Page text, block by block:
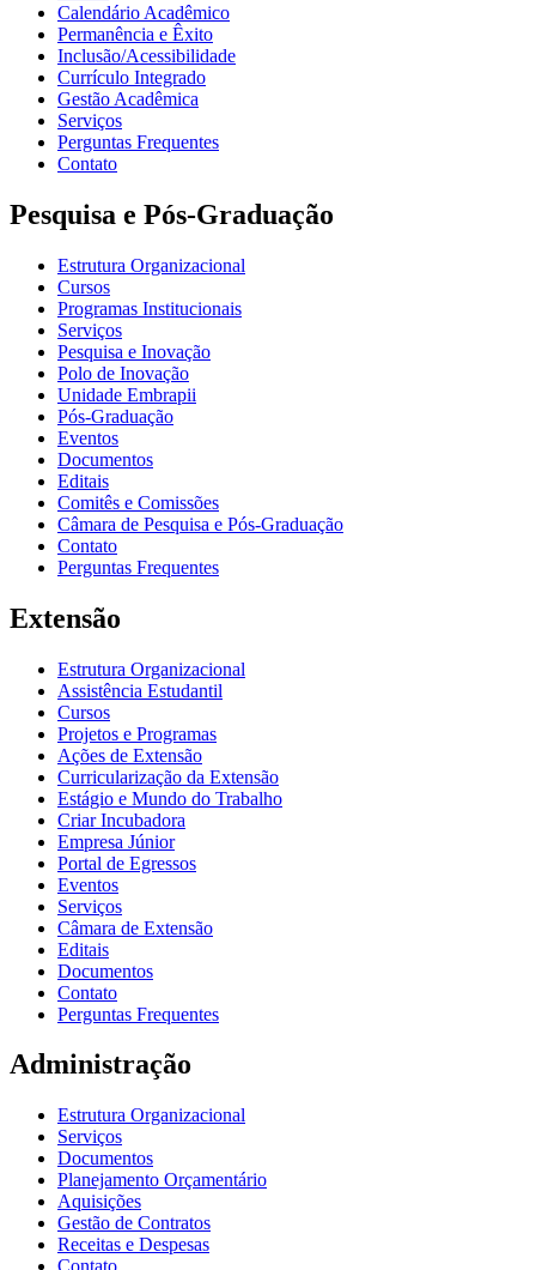
Calendário Acadêmico
Permanência e Êxito
Inclusão/Acessibilidade
Currículo Integrado
Gestão Acadêmica
Serviços
Perguntas Frequentes
Contato
Pesquisa e Pós-Graduação
Estrutura Organizacional
Cursos
Programas Institucionais
Serviços
Pesquisa e Inovação
Polo de Inovação
Unidade Embrapii
Pós-Graduação
Eventos
Documentos
Editais
Comitês e Comissões
Câmara de Pesquisa e Pós-Graduação
Contato
Perguntas Frequentes
Extensão
Estrutura Organizacional
Assistência Estudantil
Cursos
Projetos e Programas
Ações de Extensão
Curricularização da Extensão
Estágio e Mundo do Trabalho
Criar Incubadora
Empresa Júnior
Portal de Egressos
Eventos
Serviços
Câmara de Extensão
Editais
Documentos
Contato
Perguntas Frequentes
Administração
Estrutura Organizacional
Serviços
Documentos
Planejamento Orçamentário
Aquisições
Gestão de Contratos
Receitas e Despesas